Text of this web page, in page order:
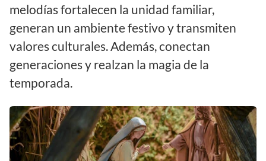
melodías fortalecen la unidad familiar,
generan un ambiente festivo y transmiten
valores culturales. Además, conectan
generaciones y realzan la magia de la
temporada.